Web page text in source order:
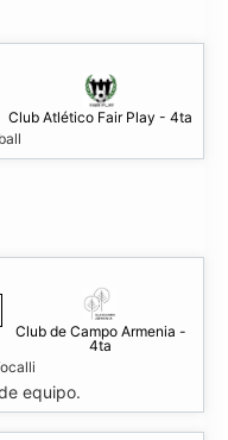
Club Atlético Fair Play - 4ta
Club de Campo Armenia -
4ta
equipo.